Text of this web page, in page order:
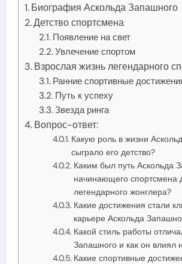
Биография Аскольда Запашного
Детство спортсмена
Появление на свет
Увлечение спортом
Взрослая жизнь легендарного
Ранние спортивные
Путь к успеху
Звезда ринга
Вопрос-ответ:
Какую роль в жизни
сыграло его детство?
Каким был путь Аскольда
начинающего спортсмена
легендарного жонглера?
Какие достижения стали
карьере Аскольда
Какой стиль работы
Запашного и как он влиял
Какие спортивные